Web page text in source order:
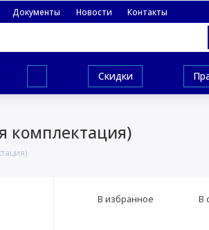
Документы Новости Контакты
Скидки
комплектация)
В избранное В